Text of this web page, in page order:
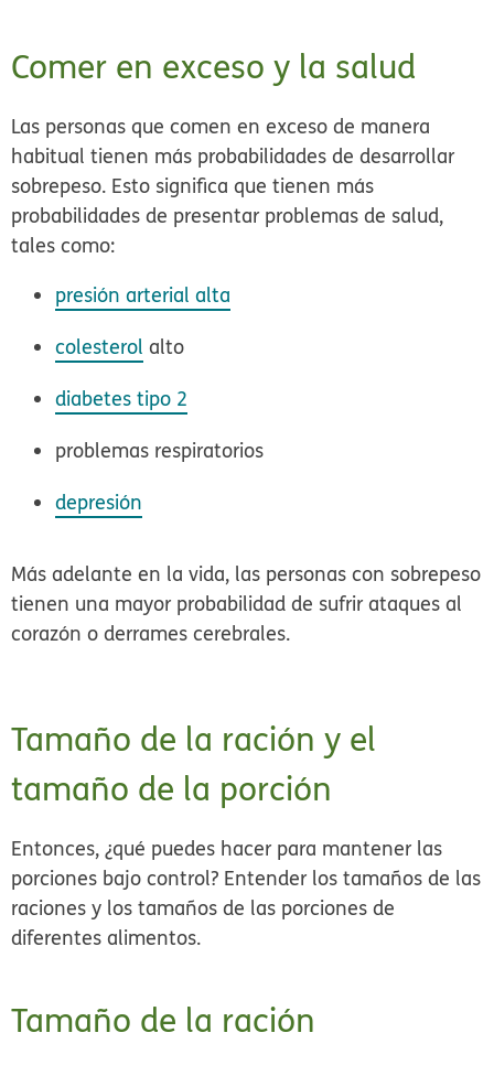
Comer en exceso y la salud
Las personas que comen en exceso de manera
habitual tienen más probabilidades de desarrollar
sobrepeso. Esto significa que tienen más
probabilidades de presentar problemas de salud,
tales como:
presión arterial alta
colesterol alto
diabetes tipo 2
problemas respiratorios
depresión
Más adelante en la vida, las personas con sobrepeso
tienen una mayor probabilidad de sufrir ataques al
corazón o derrames cerebrales.
Tamaño de la ración y el
tamaño de la porción
Entonces, ¿qué puedes hacer para mantener las
porciones bajo control? Entender los tamaños de las
raciones y los tamaños de las porciones de
diferentes alimentos.
Tamaño de la ración